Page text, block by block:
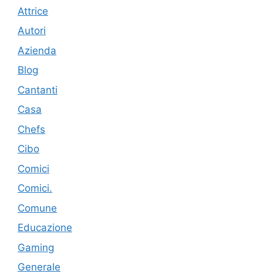
Attrice
Autori
Azienda
Blog
Cantanti
Casa
Chefs
Cibo
Comici
Comici.
Comune
Educazione
Gaming
Generale